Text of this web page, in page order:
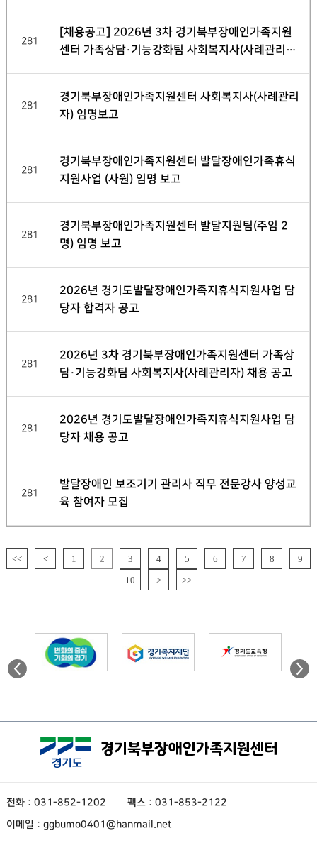
281
[채용공고] 2026년 3차 경기북부장애인가족지원
센터 가족상담·기능강화팀 사회복지사(사례관리자)
281
경기북부장애인가족지원센터 사회복지사(사례관리
자) 임명보고
281
경기북부장애인가족지원센터 발달장애인가족휴식
지원사업 (사원) 임명 보고
281
경기북부장애인가족지원센터 발달지원팀(주임 2
명) 임명 보고
281
2026년 경기도발달장애인가족지휴식지원사업 담
당자 합격자 공고
281
2026년 3차 경기북부장애인가족지원센터 가족상
담·기능강화팀 사회복지사(사례관리자) 채용 공고
281
2026년 경기도발달장애인가족지휴식지원사업 담
당자 채용 공고
281
발달장애인 보조기기 관리사 직무 전문강사 양성교
육 참여자 모집
<< < 1 2 3 4 5 6 7 8
9
10
> >>
전화 : 031-852-1202
팩스 : 031-853-2122
이메일 : ggbumo0401@hanmail.net